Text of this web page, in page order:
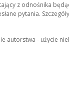
z odnośnika
pytania.
- użycie